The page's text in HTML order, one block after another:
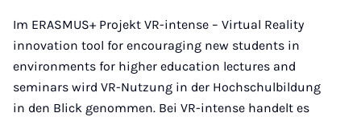
Im ERASMUS+ Projekt VR-intense – Virtual Reality
innovation tool for encouraging new students in
environments for higher education lectures and
seminars wird VR-Nutzung in der Hochschulbildung
in den Blick genommen. Bei VR-intense handelt es